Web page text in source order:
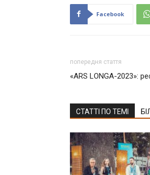
Facebook
попередня стаття
«ARS LONGA-2023»:
СТАТТІ ПО ТЕМІ